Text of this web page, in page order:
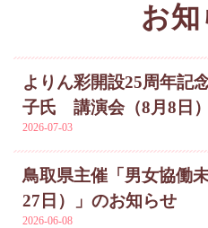
お
よりん彩開設25周年
子氏 講演会（8月8日
2026-07-03
鳥取県主催「男女協働
27日）」のお知らせ
2026-06-08